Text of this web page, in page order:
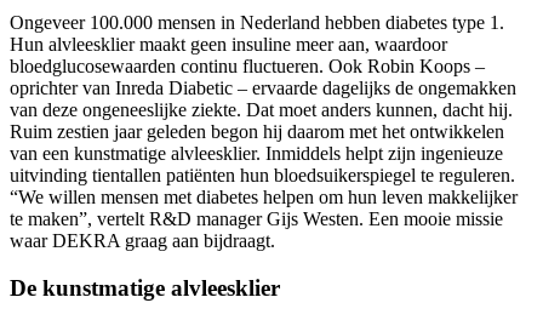
Ongeveer 100.000 mensen in Nederland hebben diabetes type 1.
Hun alvleesklier maakt geen insuline meer aan, waardoor
bloedglucosewaarden continu fluctueren. Ook Robin Koops –
oprichter van Inreda Diabetic – ervaarde dagelijks de ongemakken
van deze ongeneeslijke ziekte. Dat moet anders kunnen, dacht hij.
Ruim zestien jaar geleden begon hij daarom met het ontwikkelen
van een kunstmatige alvleesklier. Inmiddels helpt zijn ingenieuze
uitvinding tientallen patiënten hun bloedsuikerspiegel te reguleren.
“We willen mensen met diabetes helpen om hun leven makkelijker
te maken”, vertelt R&D manager Gijs Westen. Een mooie missie
waar DEKRA graag aan bijdraagt.
De kunstmatige alvleesklier